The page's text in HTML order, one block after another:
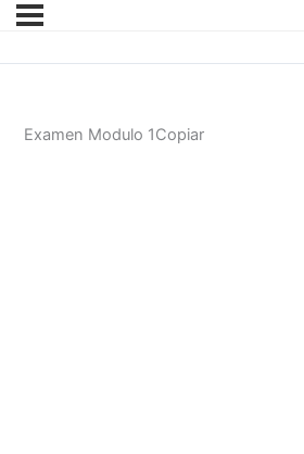
Examen Modulo 1Copiar